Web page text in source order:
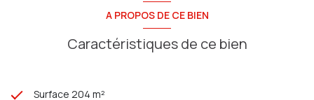
A PROPOS DE CE BIEN
Caractéristiques de ce bien
Surface 204 m²